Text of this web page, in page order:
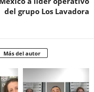
del grupo Los Lavadora
Más del autor